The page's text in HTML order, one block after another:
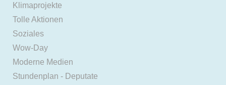
Klimaprojekte
Tolle Aktionen
Soziales
Wow-Day
Moderne Medien
Stundenplan - Deputate